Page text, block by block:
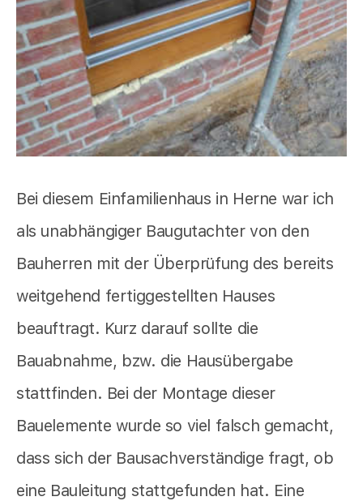
Bei diesem Einfamilienhaus in Herne war ich
als unabhängiger Baugutachter von den
Bauherren mit der Überprüfung des bereits
weitgehend fertiggestellten Hauses
beauftragt. Kurz darauf sollte die
Bauabnahme, bzw. die Hausübergabe
stattfinden. Bei der Montage dieser
Bauelemente wurde so viel falsch gemacht,
dass sich der Bausachverständige fragt, ob
eine Bauleitung stattgefunden hat. Eine